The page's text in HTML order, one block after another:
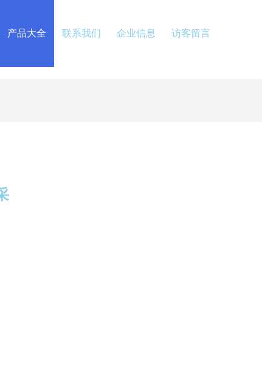
产品大全 联系我们 企业信息 访客留言